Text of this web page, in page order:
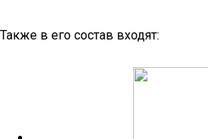
Также в его состав входят: